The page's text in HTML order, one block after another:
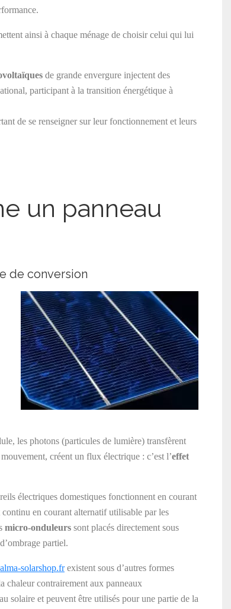
ainsi à chaque ménage de choisir celui qui lui
de grande envergure injectent des
participant à la transition énergétique à
de se renseigner sur leur fonctionnement et leurs
un panneau
de conversion
les photons (particules de lumière) transfèrent
créent un flux électrique : c’est l’effet
électriques domestiques fonctionnent en courant
en courant alternatif utilisable par les
micro-onduleurs sont placés directement sous
partiel.
alma-solarshop.frexistent sous d’autres formes
chaleur contrairement aux panneaux
solaire et peuvent être utilisés pour une partie de la